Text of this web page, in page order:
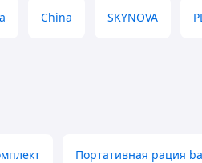
China SKYNOVA
Портативная рация